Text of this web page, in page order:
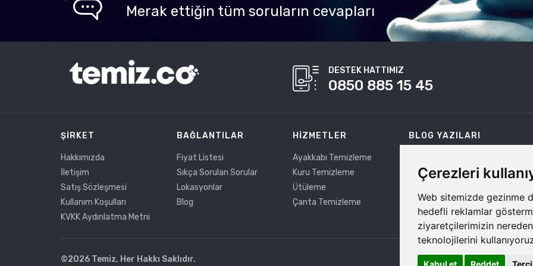
Çerezleri
Web sitemizde gezinme
hedefli reklamlar
ziyaretçilerimizin
teknolojilerini
Kabul et Reddet
Merak ettiğin tüm soruların cevapları
DESTEK HATTIMIZ
0850 885 15 45
ŞIRKET
Hakkımızda
İletişim
Satış Sözleşmesi
Kullanım Koşulları
KVKK Aydınlatma Metni
BAĞLANTILAR
Fiyat Listesi
Sıkça Sorulan Sorular
Lokasyonlar
Blog
HIZMETLER
Ayakkabı Temizleme
Kuru Temizleme
Ütüleme
Çanta Temizleme
BLOG YAZILARI
Yağ Lekesi Temizleme
Mum Lekesi Temizleme
©2026 Temiz, Her Hakkı Saklıdır.